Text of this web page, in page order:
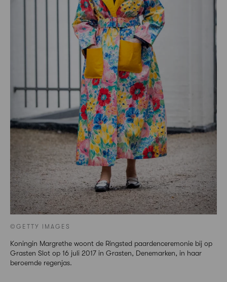
©GETTY IMAGES
Koningin Margrethe woont de Ringsted paardenceremonie bij op
Grasten Slot op 16 juli 2017 in Grasten, Denemarken, in haar
beroemde regenjas.